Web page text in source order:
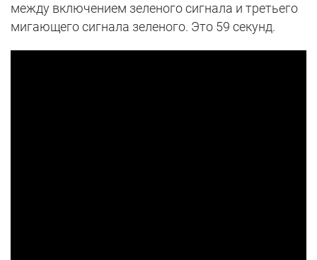
между включением зеленого сигнала и третьего
мигающего сигнала зеленого. Это 59 секунд.